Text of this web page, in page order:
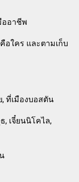
ออาชีพ
อใคร และตามเก็บ
, ที่เมืองบอสตัน
, เจี๋ยนนิโคไล,